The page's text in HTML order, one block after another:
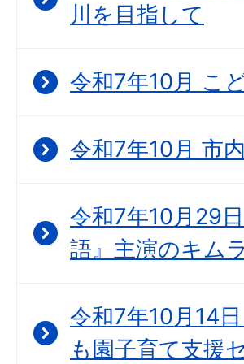
川を目指して
令和7年10月 こ
令和7年10月 市
令和7年10月29
語』主演のキム
令和7年10月14
も園子育て支援